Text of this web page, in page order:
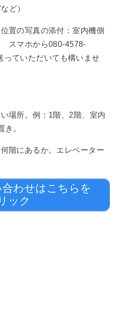
ど）
置の写真の添付：室内機側
スマホから080-4578-
ていただいても構いませ
場所。例：1階、2階、室内
き。
階にあるか。エレベーター
わせはこちらを
ック